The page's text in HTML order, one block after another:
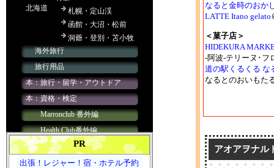
PR
出張！レジャー！宿・ホテル予約
なると金時のおか
LATTE Itano gelato
＜菓子店＞
HIDEKURA
-阿波-テリーヌ･フ
道の駅くるくる な
なるとのおいもた
アオアヲナル